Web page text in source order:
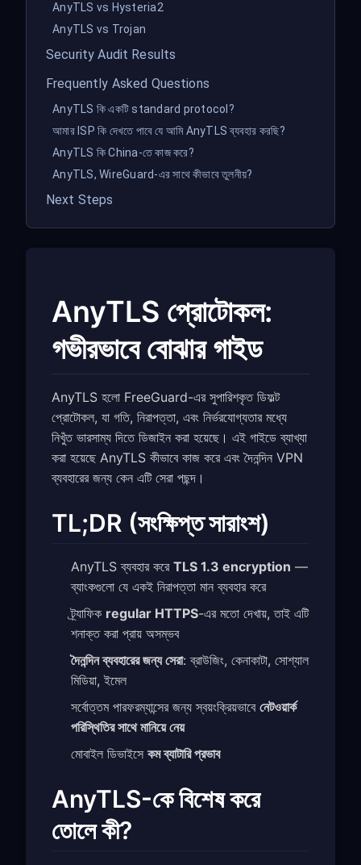
AnyTLS vs Hysteria2
AnyTLS vs Trojan
Security Audit Results
Frequently Asked Questions
AnyTLS কি একটি standard protocol?
আমার ISP কি দেখতে পাবে যে আমি AnyTLS ব্যবহার করছি?
AnyTLS কি China-তে কাজ করে?
AnyTLS, WireGuard-এর সাথে কীভাবে তুলনীয়?
Next Steps
AnyTLS প্রোটোকল:
গভীরভাবে বোঝার গাইড
AnyTLS হলো FreeGuard-এর সুপারিশকৃত ডিফল্ট
প্রোটোকল, যা গতি, নিরাপত্তা, এবং নির্ভরযোগ্যতার মধ্যে
নিখুঁত ভারসাম্য দিতে ডিজাইন করা হয়েছে। এই গাইডে ব্যাখ্যা
করা হয়েছে AnyTLS কীভাবে কাজ করে এবং দৈনন্দিন VPN
ব্যবহারের জন্য কেন এটি সেরা পছন্দ।
TL;DR (সংক্ষিপ্ত সারাংশ)
AnyTLS ব্যবহার করে TLS 1.3 encryption —
ব্যাংকগুলো যে একই নিরাপত্তা মান ব্যবহার করে
ট্র্যাফিক regular HTTPS-এর মতো দেখায়, তাই এটি
শনাক্ত করা প্রায় অসম্ভব
দৈনন্দিন ব্যবহারের জন্য সেরা: ব্রাউজিং, কেনাকাটা, সোশ্যাল
মিডিয়া, ইমেল
সর্বোত্তম পারফরম্যান্সের জন্য স্বয়ংক্রিয়ভাবে নেটওয়ার্ক
পরিস্থিতির সাথে মানিয়ে নেয়
মোবাইল ডিভাইসে কম ব্যাটারি প্রভাব
AnyTLS-কে বিশেষ করে
তোলে কী?